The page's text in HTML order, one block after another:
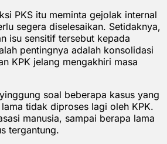
PKS itu meminta gejolak internal
segera diselesaikan. Setidaknya,
isu sensitif tersebut kepada
pentingnya adalah konsolidasi
KPK jelang mengakhiri masa
soal beberapa kasus yang
tidak diproses lagi oleh KPK.
manusia, sampai berapa lama
tergantung.